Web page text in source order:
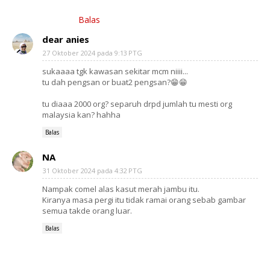
Balas
dear anies
27 Oktober 2024 pada 9:13 PTG
sukaaaa tgk kawasan sekitar mcm niiii...
tu dah pengsan or buat2 pengsan?😁😁
tu diaaa 2000 org? separuh drpd jumlah tu mesti org
malaysia kan? hahha
Balas
NA
31 Oktober 2024 pada 4:32 PTG
Nampak comel alas kasut merah jambu itu.
Kiranya masa pergi itu tidak ramai orang sebab gambar
semua takde orang luar.
Balas